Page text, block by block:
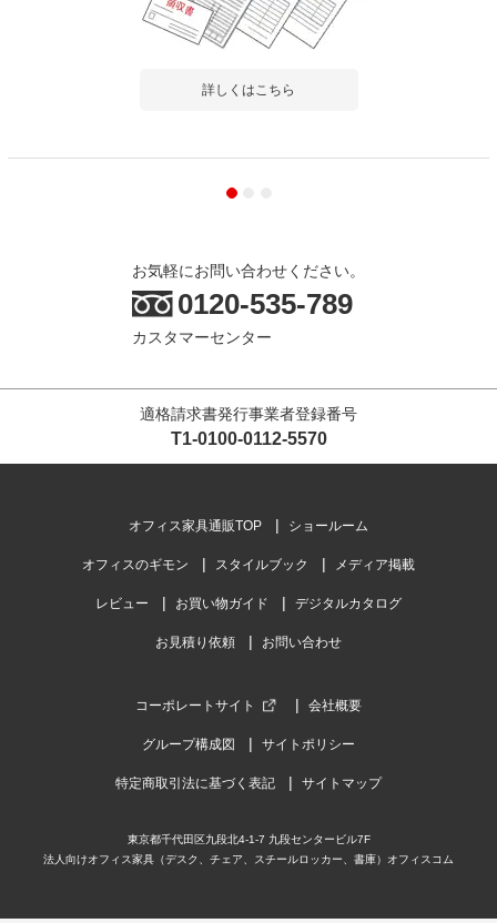
詳しくはこちら
お気軽にお問い合わせください。
0120-535-789
カスタマーセンター
適格請求書発行事業者登録番号
T1-0100-0112-5570
オフィス家具通販TOP ショールーム
オフィスのギモン スタイルブック メディア掲載
レビュー お買い物ガイド デジタルカタログ
お見積り依頼 お問い合わせ
コーポレートサイト 会社概要
グループ構成図 サイトポリシー
特定商取引法に基づく表記 サイトマップ
東京都千代田区九段北4-1-7 九段センタービル7F
法人向けオフィス家具（デスク、チェア、スチールロッカー、書庫）オフィスコム